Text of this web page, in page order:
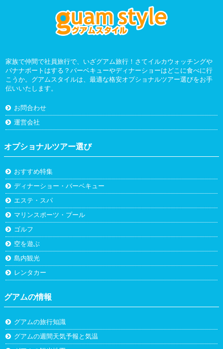
家族で仲間で社員旅行で、いざグアム旅行！さてイルカウォッチングや
バナナボートはする？バーベキューやディナーショーはどこに食べに行
こうか。グアムスタイルは、最適な格安オプショナルツアー選びをお手
伝いいたします。
お問合わせ
運営会社
オプショナルツアー選び
おすすめ特集
ディナーショー・バーベキュー
エステ・スパ
マリンスポーツ・プール
ゴルフ
空を遊ぶ
島内観光
レンタカー
グアムの情報
グアムの旅行知識
グアムの週間天気予報と気温